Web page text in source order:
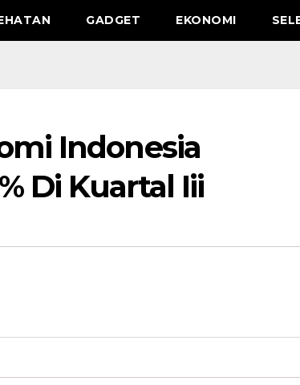
GADGET EKONOMI
Indonesia
Di Kuartal Iii